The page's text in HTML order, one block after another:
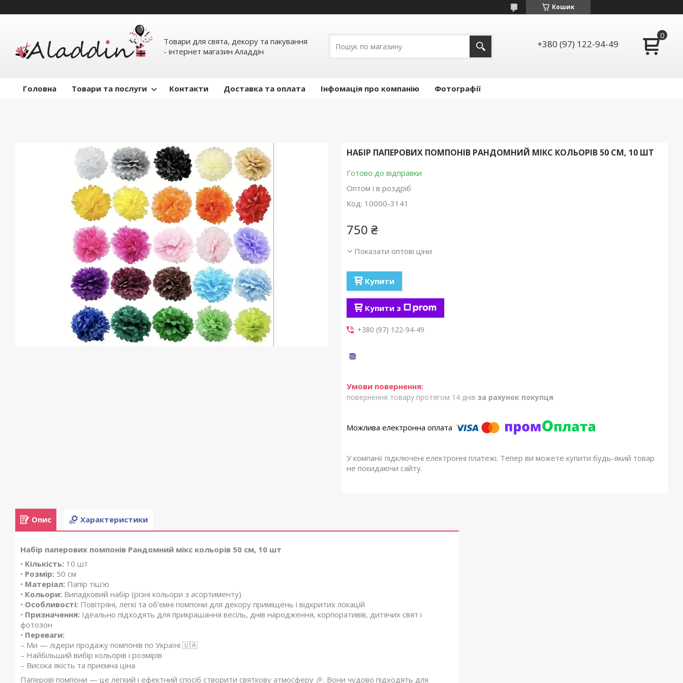
Кошик
Товари для свята, декору та пакування
- інтернет магазин Аладдін
+380 (97) 122-94-49
Головна Товари та послуги Контакти Доставка та оплата Інфомація про компанію Фотографії
НАБІР ПАПЕРОВИХ ПОМПОНІВ РАНДОМНИЙ МІКС КОЛЬОРІВ 50 СМ, 10 ШТ
Готово до відправки
Оптом і в роздріб
Код: 10000-3141
750 ₴
Показати оптові ціни
Купити
Купити з
+380 (97) 122-94-49
повернення товару протягом 14 днів за рахунок покупця
У компанії підключені електронні платежі. Тепер ви можете купити будь-який товар
не покидаючи сайту.
Опис Характеристики
Набір паперових помпонів Рандомний мікс кольорів 50 см, 10 шт
• Кількість: 10 шт
• Розмір: 50 см
• Матеріал: Папір тіш'ю
• Кольори: Випадковий набір (різні кольори з асортименту)
• Особливості: Повітряні, легкі та об’ємні помпони для декору приміщень і відкритих локацій
• Призначення: Ідеально підходять для прикрашання весіль, днів народження, корпоративів, дитячих свят і
фотозон
• Переваги:
– Ми — лідери продажу помпонів по Україні 🇺🇦
– Найбільший вибір кольорів і розмірів
– Висока якість та приємна ціна
Паперові помпони — це легкий і ефектний спосіб створити святкову атмосферу 🎉. Вони чудово підходять для